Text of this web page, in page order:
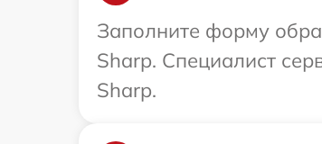
Заполните форму
Sharp. Специалист
Sharp.